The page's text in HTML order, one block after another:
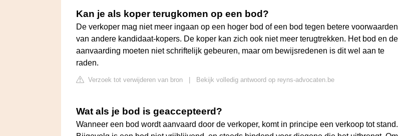
Kan je als koper terugkomen op een bod?
De verkoper mag niet meer ingaan op een hoger bod of een bod tegen betere voorwaarden
van andere kandidaat-kopers. De koper kan zich ook niet meer terugtrekken. Het bod en de
aanvaarding moeten niet schriftelijk gebeuren, maar om bewijsredenen is dit wel aan te
raden.
Verzoek tot verwijderen van bron Bekijk volledig antwoord op reyns-advocaten.be
Wat als je bod is geaccepteerd?
Wanneer een bod wordt aanvaard door de verkoper, komt in principe een verkoop tot stand.